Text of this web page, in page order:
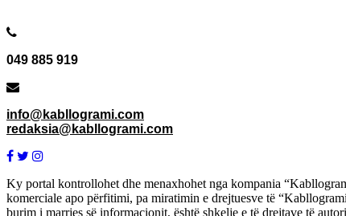
049 885 919
info@kabllogrami.com
redaksia@kabllogrami.com
Ky portal kontrollohet dhe menaxhohet nga kompania
komerciale apo përfitimi, pa miratimin e drejtuesve të
burim i marrjes së informacionit, është shkelje e të drejtave të